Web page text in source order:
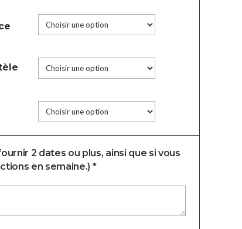
2 dates ou plus, ainsi que si vous
en semaine.) *